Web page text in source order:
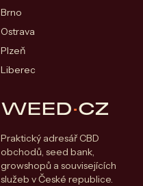
Brno
Ostrava
Plzeň
Liberec
WEED·CZ
Praktický adresář CBD
obchodů, seed bank,
growshopů a souvisejících
služeb v České republice.